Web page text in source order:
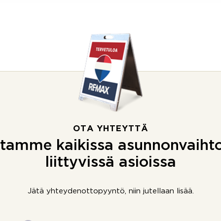
OTA YHTEYTTÄ
kaikissa
liittyvissä asioissa
Jätä yhteydenottopyyntö, niin jutellaan lisää.